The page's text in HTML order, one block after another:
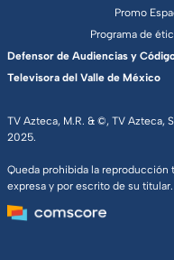
TV Azteca, M.R. & ©, TV Azteca,
2025.
Queda prohibida la reproducción
expresa y por escrito de su titular.
Promo
Programa de
Defensor de Audiencias y
Televisora del Valle de México